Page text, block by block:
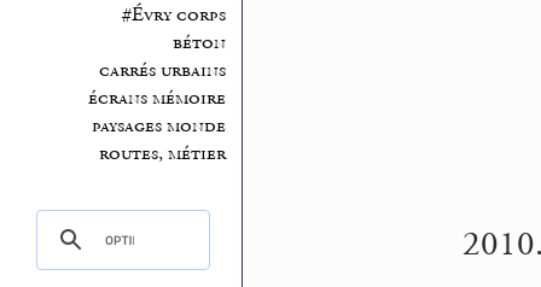
#Évry corps
béton
carrés urbains
écrans mémoire
paysages monde
routes, métier